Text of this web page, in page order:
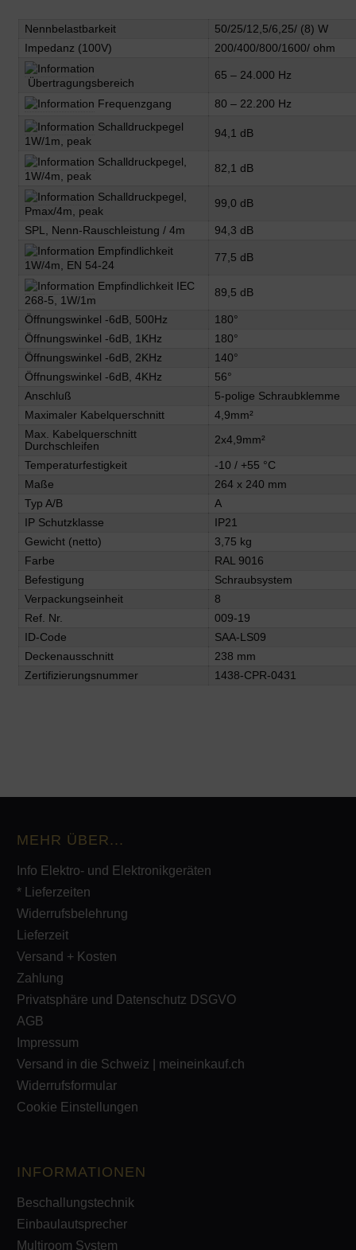
Nennbelastbarkeit
50/25/12,5/6,25/ (8) W
Impedanz (100V)
200/400/800/1600/ ohm
Übertragungsbereich
65 – 24.000 Hz
Frequenzgang
80 – 22.200 Hz
Schalldruckpegel
1W/1m, peak
94,1 dB
Schalldruckpegel,
1W/4m, peak
82,1 dB
Schalldruckpegel,
Pmax/4m, peak
99,0 dB
SPL, Nenn-Rauschleistung / 4m
94,3 dB
Empfindlichkeit
1W/4m, EN 54-24
77,5 dB
Empfindlichkeit IEC
268-5, 1W/1m
89,5 dB
Öffnungswinkel -6dB, 500Hz
180°
Öffnungswinkel -6dB, 1KHz
180°
Öffnungswinkel -6dB, 2KHz
140°
Öffnungswinkel -6dB, 4KHz
56°
Anschluß
5-polige Schraubklemme
Maximaler Kabelquerschnitt
4,9mm²
Max. Kabelquerschnitt
Durchschleifen
2x4,9mm²
Temperaturfestigkeit
-10 / +55 °C
Maße
264 x 240 mm
Typ A/B
A
IP Schutzklasse
IP21
Gewicht (netto)
3,75 kg
Farbe
RAL 9016
Befestigung
Schraubsystem
Verpackungseinheit
8
Ref. Nr.
009-19
ID-Code
SAA-LS09
Deckenausschnitt
238 mm
Zertifizierungsnummer
1438-CPR-0431
MEHR ÜBER...
Info Elektro- und Elektronikgeräten
* Lieferzeiten
Widerrufsbelehrung
Lieferzeit
Versand + Kosten
Zahlung
Privatsphäre und Datenschutz DSGVO
AGB
Impressum
Versand in die Schweiz | meineinkauf.ch
Widerrufsformular
Cookie Einstellungen
INFORMATIONEN
Beschallungstechnik
Einbaulautsprecher
Multiroom System